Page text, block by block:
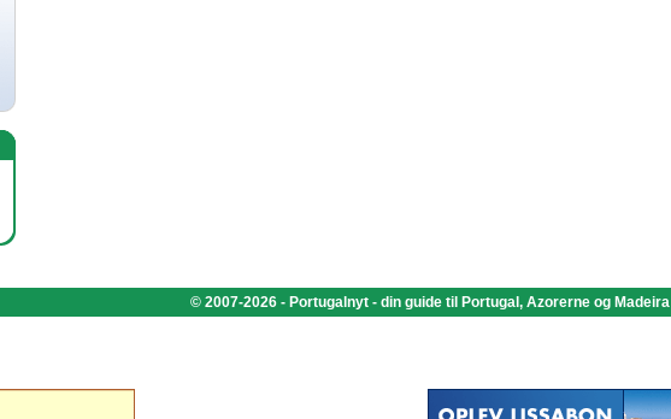
© 2007-2026 - Portugalnyt - din guide til Portugal, Azorerne og Madeira